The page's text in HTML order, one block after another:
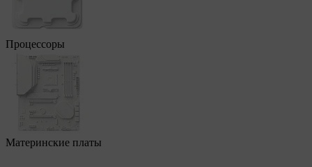
Процессоры
Материнские платы